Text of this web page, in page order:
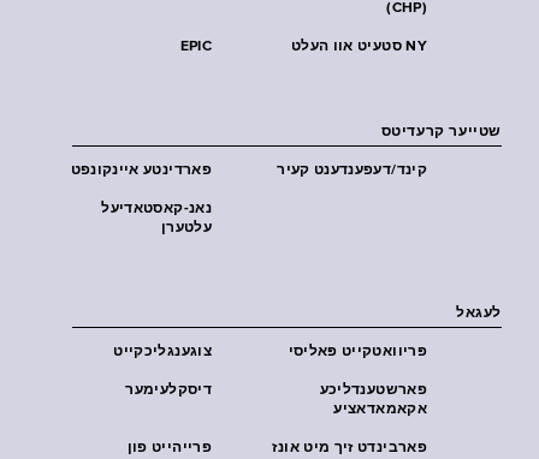
(CHP)
EPIC NY סטעיט אוו העלט
שטייער קרעדיטס
פארדינטע איינקונפט קינד/דעפענדענט קעיר
נאנ-קאסטאדיעל
עלטערן
לעגאל
צוגענגליכקייט פּריוואטקייט פּאליסי
דיסקלעימער
פארשטענדליכע
אקאמאדאציע
פרייהייט פון
פארבינדט זיך מיט אונז